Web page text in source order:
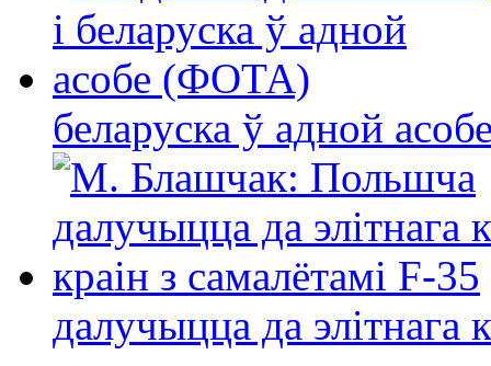
беларуска ў адной
далучыцца да элітнага